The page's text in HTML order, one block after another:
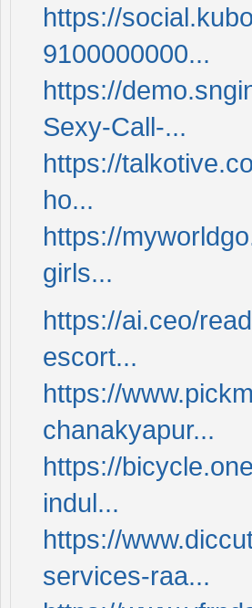
https://
9100000000...
https://
Sexy-Call-...
https://
ho...
https://
girls...
https://ai.ceo/
escort...
https://
chanakyapur...
https://
indul...
https://
services-raa...